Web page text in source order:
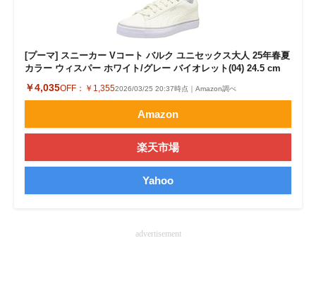
[プーマ] スニーカー Vコート バルク ユニセックス大人 25年春夏
カラー ウィスパー ホワイト/グレー バイオレット(04) 24.5 cm
￥4,035OFF： ￥1,3552026/03/25 20:37時点｜Amazon調べ
Amazon
楽天市場
Yahoo
advertisement